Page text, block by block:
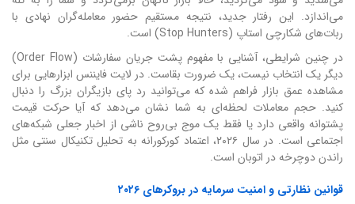
می‌اندازد. این رفتار جدید، نتیجه مستقیم حضور معامله‌گران نهادی با
ربات‌های شکارچی استاپ (Stop Hunters) است.
در چنین شرایطی، آشنایی با مفهوم پشت جریان سفارشات (Order Flow)
دیگر یک انتخاب نیست، یک ضرورت بقاست. در لایت فایننس ابزارهایی برای
مشاهده عمق بازار فراهم شده که می‌توانید رد پای بازیگران بزرگ را دنبال
کنید. حجم معاملات لحظه‌ای به شما نشان می‌دهد که آیا حرکت قیمت
پشتوانه واقعی دارد یا فقط یک موج بی‌روح ناشی از اخبار جعلی شبکه‌های
اجتماعی است. در سال ۲۰۲۶، اعتماد کورکورانه به تحلیل تکنیکال سنتی مثل
راندن دوچرخه در اتوبان است.
قوانین نظارتی و امنیت سرمایه در بروکرهای ۲۰۲۶